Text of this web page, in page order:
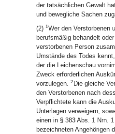
der tatsächlichen Gewalt
und bewegliche Sachen
(2) 1Wer den Verstorbenen
berufsmäßig behandelt
verstorbenen Person
Umstände des Todes
der die Leichenschau
Zweck erforderlichen
vorzulegen. 2 Die gleiche
den Verstorbenen nach
Verpflichtete kann die
Unterlagen verweigern,
einen in § 383 Abs. 1 Nrn.
bezeichneten Angehörigen